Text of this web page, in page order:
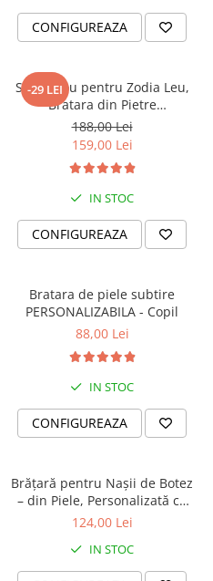
CONFIGUREAZA
-29 LEI
Set Cadou pentru Zodia Leu,
Bratara din Pietre
Semipretioase si Lumanare
Parfumata
188,00 Lei
159,00 Lei
IN STOC
CONFIGUREAZA
Bratara de piele subtire
PERSONALIZABILA - Copil
88,00 Lei
IN STOC
CONFIGUREAZA
Brățară pentru Nașii de Botez
– din Piele, Personalizată cu
Mesaj
124,00 Lei
IN STOC